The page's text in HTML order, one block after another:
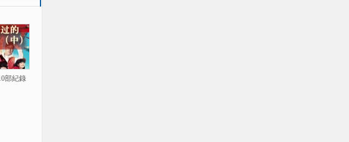
部紀錄